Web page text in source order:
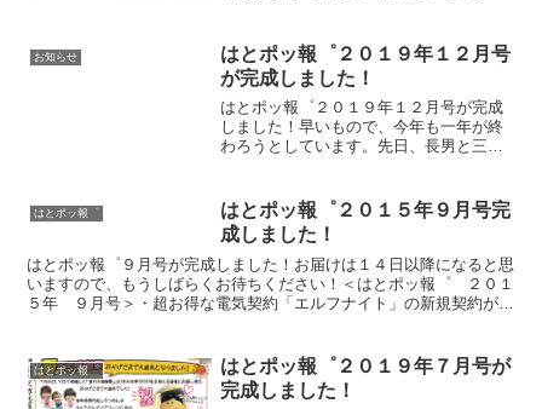
に就いたそうですが、その中で・はとや
で働いていた頃にお世話に...
お知らせ
はとポッ報゜２０１９年１２月号
が完成しました！
はとポッ報゜２０１９年１２月号が完成
しました！早いもので、今年も一年が終
わろうとしています。先日、長男と三女
切ります。一方の三女（３歳半）…。元
気に踊るお友達の後ろで、...
はとポッ報゜
はとポッ報゜２０１５年９月号完
成しました！
はとポッ報゜９月号が完成しました！お届けは１４日以降になると思
いますので、もうしばらくお待ちください！＜はとポッ報゜ ２０１
５年 ９月号＞・超お得な電気契約「エルフナイト」の新規契約が終
はとポッ報゜
はとポッ報゜２０１９年７月号が
完成しました！